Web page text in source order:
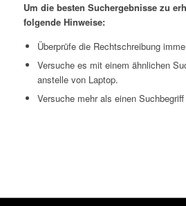
Um die besten Suchergebnisse zu
folgende Hinweise:
Überprüfe die Rechtschreibung
Versuche es mit einem ähnlichen
anstelle von Laptop.
Versuche mehr als einen